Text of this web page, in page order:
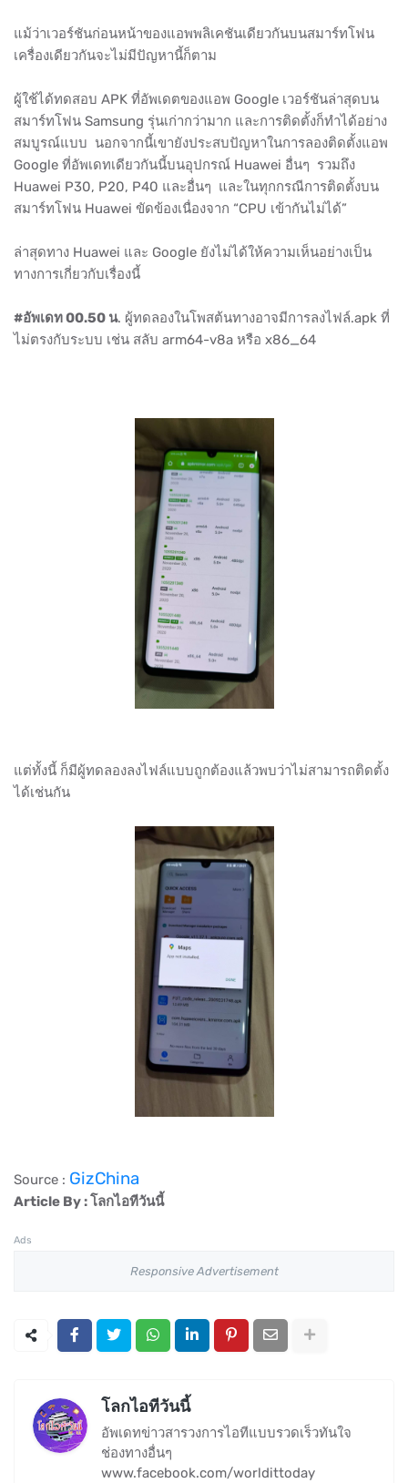
แม้ว่าเวอร์ชันก่อนหน้าของแอพพลิเคชันเดียวกันบนสมาร์ทโฟน
เครื่องเดียวกันจะไม่มีปัญหานี้ก็ตาม
ผู้ใช้ได้ทดสอบ APK ที่อัพเดตของแอพ Google เวอร์ชันล่าสุดบน
สมาร์ทโฟน Samsung รุ่นเก่ากว่ามาก และการติดตั้งก็ทำได้อย่าง
สมบูรณ์แบบ นอกจากนี้เขายังประสบปัญหาในการลองติดตั้งแอพ
Google ที่อัพเดทเดียวกันนี้บนอุปกรณ์ Huawei อื่นๆ รวมถึง
Huawei P30, P20, P40 และอื่นๆ และในทุกกรณีการติดตั้งบน
สมาร์ทโฟน Huawei ขัดข้องเนื่องจาก “CPU เข้ากันไม่ได้”
ล่าสุดทาง Huawei และ Google ยังไม่ได้ให้ความเห็นอย่างเป็น
ทางการเกี่ยวกับเรื่องนี้
#อัพเดท 00.50 น. ผู้ทดลองในโพสต้นทางอาจมีการลงไฟล์.apk ที่
ไม่ตรงกับระบบ เช่น สลับ arm64-v8a หรือ x86_64
แต่ทั้งนี้ ก็มีผู้ทดลองลงไฟล์แบบถูกต้องแล้วพบว่าไม่สามารถติดตั้ง
ได้เช่นกัน
Source : GizChina
Article By : โลกไอทีวันนี้
Ads
Responsive Advertisement
โลกไอทีวันนี้
อัพเดทข่าวสารวงการไอทีแบบรวดเร็วทันใจ
ช่องทางอื่นๆ
www.facebook.com/worldittoday